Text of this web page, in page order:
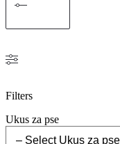
Filters
Ukus za pse